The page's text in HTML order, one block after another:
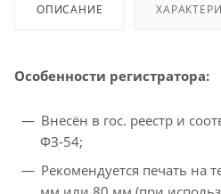
ОПИСАНИЕ
Особенности регистратора:
Внесён в гос. реестр и
ФЗ-54;
Рекомендуется печать на